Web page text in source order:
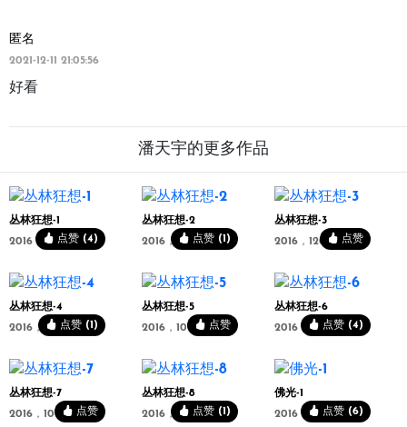
匿名
2021-12-11 21:05:56
好看
潘天宇的更多作品
丛林狂想-1
2016，120x160cm
点赞 (4)
丛林狂想-2
2016，120x160cm
点赞 (1)
丛林狂想-3
2016，120x160cm
点赞
丛林狂想-4
2016，120x160cm
点赞 (1)
丛林狂想-5
2016，100x160cm
点赞
丛林狂想-6
2016，100x160cm
点赞 (4)
丛林狂想-7
2016，100x160cm
点赞
丛林狂想-8
2016，100x160cm
点赞 (1)
佛光-1
2016，160x60cm
点赞 (6)